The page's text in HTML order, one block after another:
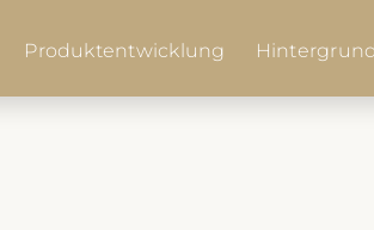
Produktentwicklung